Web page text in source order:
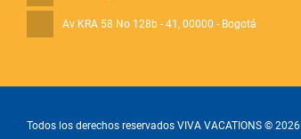
Av KRA 58 No 128b - 41 , 00000 - Bogotá
Todos los derechos reservados VIVA VACATIONS © 2026